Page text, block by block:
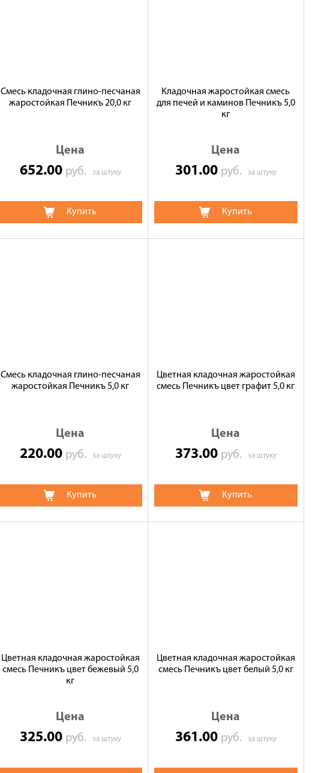
Смесь кладочная глино-песчаная
жаростойкая Печникъ 20,0 кг
Цена
652.00 руб. за штуку
Купить
Кладочная жаростойкая смесь
для печей и каминов Печникъ 5,0
кг
Цена
301.00 руб. за штуку
Купить
Смесь кладочная глино-песчаная
жаростойкая Печникъ 5,0 кг
Цена
220.00 руб. за штуку
Купить
Цветная кладочная жаростойкая
смесь Печникъ цвет графит 5,0 кг
Цена
373.00 руб. за штуку
Купить
Цветная кладочная жаростойкая
смесь Печникъ цвет бежевый 5,0
кг
Цена
325.00 руб. за штуку
Цветная кладочная жаростойкая
смесь Печникъ цвет белый 5,0 кг
Цена
361.00 руб. за штуку